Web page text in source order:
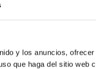
y los anuncios,
que haga del sitio web